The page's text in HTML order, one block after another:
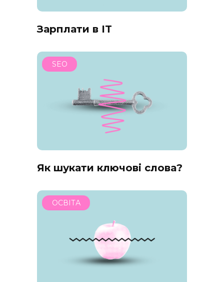
Зарплати в IT
SEO
Як шукати ключові слова?
ОСВІТА